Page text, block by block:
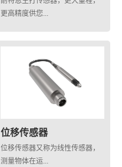
更高精度供您...
位移传感器
位移传感器又称为线性传感器，
测量物体在运...